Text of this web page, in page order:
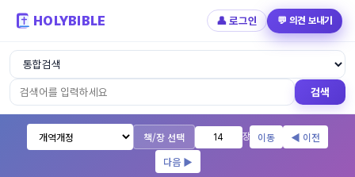
HOLYBIBLE 👤 로그인 💬 의견 보내기
성경읽기 - 개역개정 개역한글 NIV KJV
검색
책/장 선택 장 이동
◀ 이전
다음 ▶